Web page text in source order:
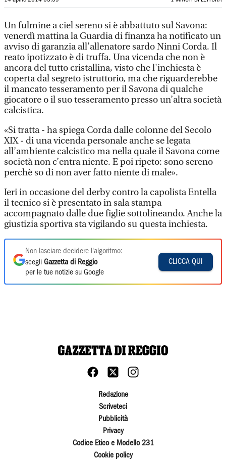
Un fulmine a ciel sereno si è abbattuto sul Savona:
venerdì mattina la Guardia di finanza ha notificato un
avviso di garanzia all’allenatore sardo Ninni Corda. Il
reato ipotizzato è di truffa. Una vicenda che non è
ancora del tutto cristallina, visto che l'inchiesta è
coperta dal segreto istruttorio, ma che riguarderebbe
il mancato tesseramento per il Savona di qualche
giocatore o il suo tesseramento presso un’altra società
calcistica.
«Si tratta - ha spiega Corda dalle colonne del Secolo
XIX - di una vicenda personale anche se legata
all’ambiente calcistico ma nella quale il Savona come
società non c’entra niente. E poi ripeto: sono sereno
perchè so di non aver fatto niente di male».
Ieri in occasione del derby contro la capolista Entella
il tecnico si è presentato in sala stampa
accompagnato dalle due figlie sottolineando. Anche la
giustizia sportiva sta vigilando su questa inchiesta.
Non lasciare decidere l'algoritmo:
scegli Gazzetta di Reggio
per le tue notizie su Google
CLICCA QUI
Redazione
Scriveteci
Pubblicità
Privacy
Codice Etico e Modello 231
Cookie policy